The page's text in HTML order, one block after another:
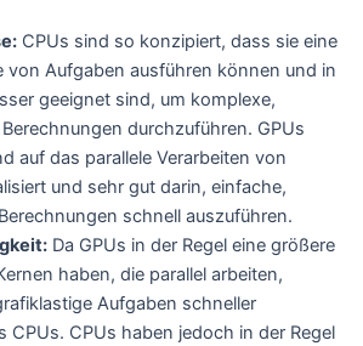
CPUs sind so konzipiert, dass sie eine
von Aufgaben ausführen können und in
geeignet sind, um komplexe,
durchzuführen. GPUs
auf das parallele Verarbeiten von
und sehr gut darin, einfache,
schnell auszuführen.
Da GPUs in der Regel eine größere
haben, die parallel arbeiten,
Aufgaben schneller
CPUs. CPUs haben jedoch in der Regel